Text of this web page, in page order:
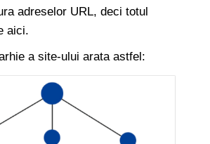
adreselor URL, deci totul
aici.
a site-ului arata astfel: